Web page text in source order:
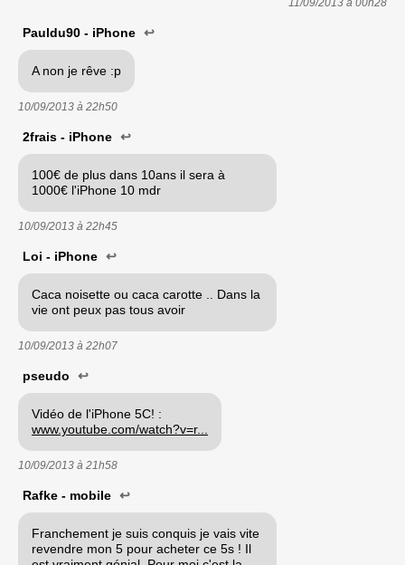
11/09/2013 à 00h28
Pauldu90 - iPhone ↩
A non je rêve :p
10/09/2013 à 22h50
2frais - iPhone ↩
100€ de plus dans 10ans il sera à
1000€ l'iPhone 10 mdr
10/09/2013 à 22h45
Loi - iPhone ↩
Caca noisette ou caca carotte .. Dans la
vie ont peux pas tous avoir
10/09/2013 à 22h07
pseudo ↩
Vidéo de l'iPhone 5C! :
www.youtube.com/watch?v=r...
10/09/2013 à 21h58
Rafke - mobile ↩
Franchement je suis conquis je vais vite
revendre mon 5 pour acheter ce 5s ! Il